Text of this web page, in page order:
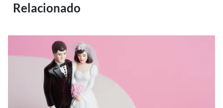
Relacionado